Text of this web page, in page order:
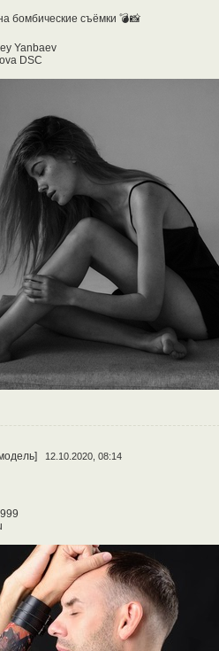
бомбические съёмки 💣📸
Yanbaev
DSC
12.10.2020, 08:14